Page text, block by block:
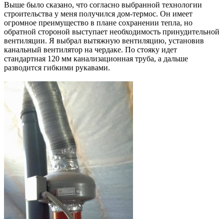
Выше было сказано, что согласно выбранной технологии
строительства у меня получился дом-термос. Он имеет
огромное преимущество в плане сохранении тепла, но
обратной стороной выступает необходимость принудительной
вентиляции. Я выбрал вытяжную вентиляцию, установив
канальный вентилятор на чердаке. По стояку идет
стандартная 120 мм канализационная труба, а дальше
разводится гибкими рукавами.